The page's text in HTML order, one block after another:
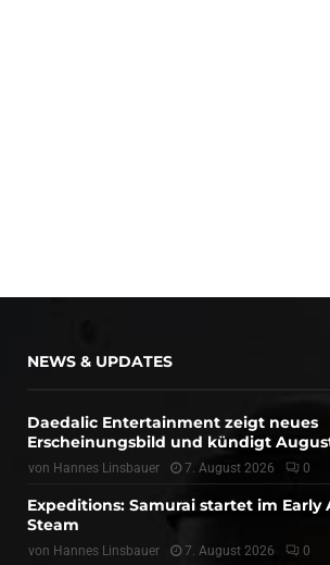
NEWS & UPDATES
Daedalic Entertainment zeigt neues
Erscheinungsbild und kündigt
von Hannes Linsbauer 7. August 2026 0
Expeditions: Samurai startet im Early
Steam
von Hannes Linsbauer 7. August 2026 0